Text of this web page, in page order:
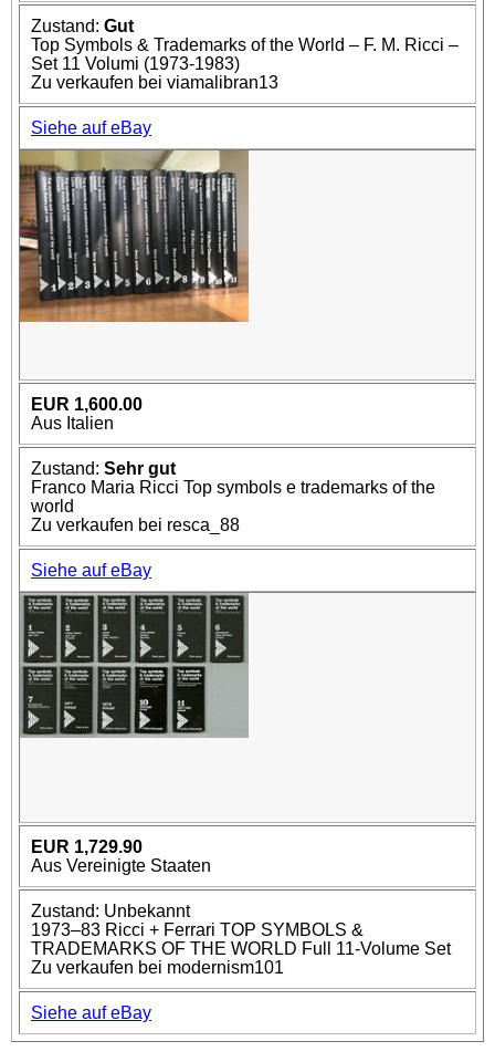
Zustand: Gut
Top Symbols & Trademarks of the World – F. M. Ricci –
Set 11 Volumi (1973-1983)
Zu verkaufen bei viamalibran13
Siehe auf eBay
EUR 1,600.00
Aus Italien
Zustand: Sehr gut
Franco Maria Ricci Top symbols e trademarks of the
world
Zu verkaufen bei resca_88
Siehe auf eBay
EUR 1,729.90
Aus Vereinigte Staaten
Zustand: Unbekannt
1973–83 Ricci + Ferrari TOP SYMBOLS &
TRADEMARKS OF THE WORLD Full 11-Volume Set
Zu verkaufen bei modernism101
Siehe auf eBay